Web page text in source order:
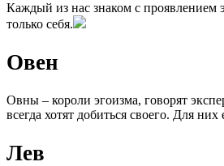
Каждый из нас знаком с проявлением
только себя.
Овен
Овны – короли эгоизма, говорят
всегда хотят добиться своего. Для
Лев